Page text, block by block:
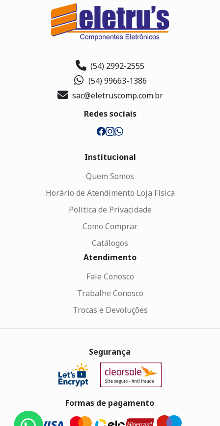
(54) 2992-2555
(54) 99663-1386
sac@eletruscomp.com.br
Redes sociais
Institucional
Quem Somos
Horário de Atendimento Loja Física
Política de Privacidade
Como Comprar
Catálogos
Atendimento
Fale Conosco
Trabalhe Conosco
Trocas e Devoluções
Segurança
Formas de pagamento